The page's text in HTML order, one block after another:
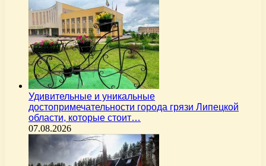
Удивительные и уникальные
достопримечательности города грязи Липецкой
области, которые стоит…
07.08.2026